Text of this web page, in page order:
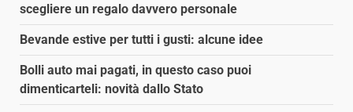
scegliere un regalo davvero personale
Bevande estive per tutti i gusti: alcune idee
Bolli auto mai pagati, in questo caso puoi
dimenticarteli: novità dallo Stato